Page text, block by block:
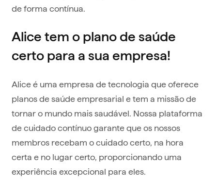
de forma contínua.
Alice tem o plano de saúde
certo para a sua empresa!
Alice é uma empresa de tecnologia que oferece
planos de saúde empresarial e tem a missão de
tornar o mundo mais saudável. Nossa plataforma
de cuidado contínuo garante que os nossos
membros recebam o cuidado certo, na hora
certa e no lugar certo, proporcionando uma
experiência excepcional para eles.